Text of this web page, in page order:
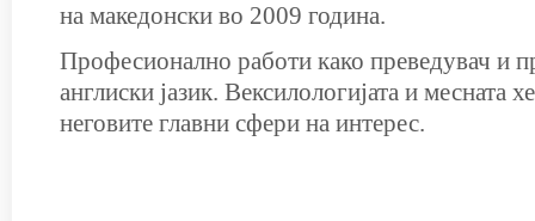
на македонски во 2009 година.
Професионално работи како преведувач и
англиски јазик. Вексилологијата и месната
неговите главни сфери на интерес.